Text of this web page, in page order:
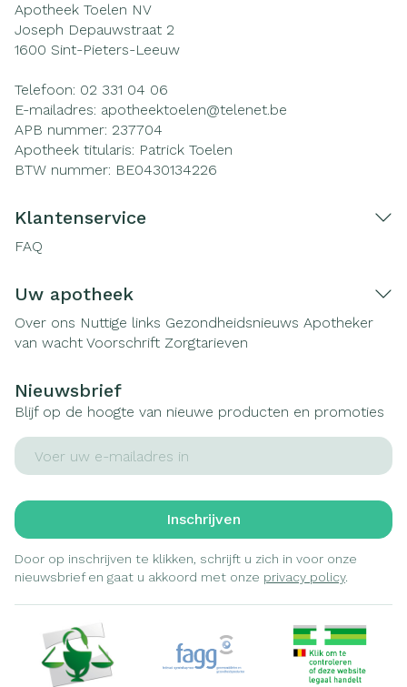
Apotheek Toelen NV
Joseph Depauwstraat 2
1600 Sint-Pieters-Leeuw
Telefoon: 02 331 04 06
E-mailadres: apotheektoelen@telenet.be
APB nummer: 237704
Apotheek titularis: Patrick Toelen
BTW nummer: BE0430134226
Klantenservice
FAQ
Uw apotheek
Over ons Nuttige links Gezondheidsnieuws Apotheker
van wacht Voorschrift Zorgtarieven
Nieuwsbrief
Blijf op de hoogte van nieuwe producten en promoties
E-mail adres
Inschrijven
Door op inschrijven te klikken, schrijft u zich in voor onze
nieuwsbrief en gaat u akkoord met onze privacy policy.